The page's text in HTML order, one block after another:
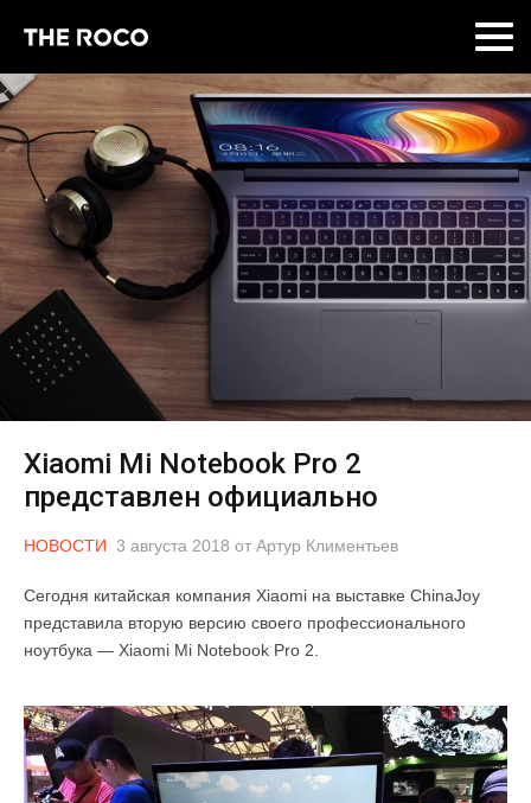
Xiaomi Mi Notebook Pro 2
представлен официально
НОВОСТИ 3 августа 2018 от Артур Климентьев
Сегодня китайская компания Xiaomi на выставке ChinaJoy
представила вторую версию своего профессионального
ноутбука — Xiaomi Mi Notebook Pro 2.